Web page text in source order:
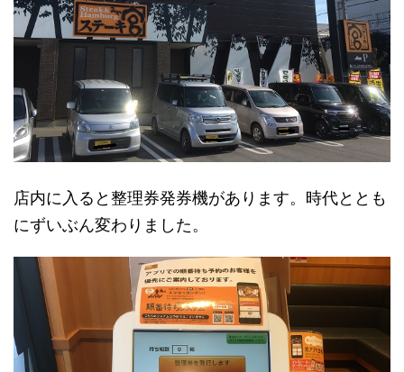
店内に入ると整理券発券機があります。時代ととも
にずいぶん変わりました。